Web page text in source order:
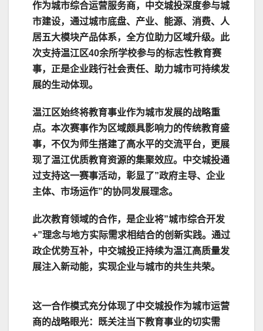
作为城市综合运营服务商，中交城投深度参与城
市建设，通过城市底盘、产业、能源、消费、人
居五大模块产品体系，全方位助力区域升级。此
次支持温江区40余所学校参与的标志性教育赛
事，正是企业践行社会责任、助力城市可持续发
展的生动体现。
温江区始终将教育事业作为城市发展的战略重
点。本次赛事作为区域颇具影响力的传统教育盛
事，不仅为师生搭建了高水平的交流平台，更展
现了温江优质教育资源的集聚效应。中交城投通
过支持这一赛事活动，彰显了”政府主导、企业
主体、市场运作”的协同发展理念。
此次教育领域的合作，是企业将”城市综合开发
+”理念与地方实际需求相结合的创新实践。通过
政企优势互补，中交城投正持续为温江高质量发
展注入新动能，实现企业与城市的共生共荣。
这一合作模式充分体现了中交城投作为城市运营
商的战略眼光：既关注当下教育事业的切实需